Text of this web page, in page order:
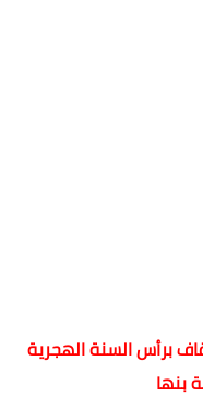
برأس السنة الهجرية
بنها